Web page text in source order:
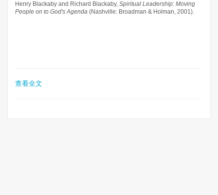
Henry Blackaby and Richard Blackaby, Spiritual Leadership: Moving
People on to God's Agenda (Nashville: Broadman & Holman, 2001).
查看全文